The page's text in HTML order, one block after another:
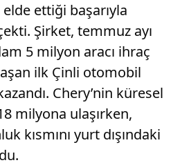
ettiği başarıyla
Şirket, temmuz ayı
5 milyon aracı ihraç
ilk Çinli otomobil
Chery’nin küresel
milyona ulaşırken,
kısmını yurt dışındaki